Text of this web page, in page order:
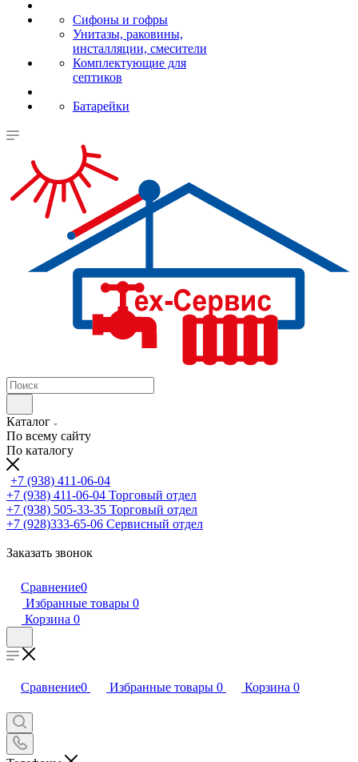
Сифоны и гофры
Унитазы, раковины,
инсталляции, смесители
Комплектующие для
септиков
Батарейки
Каталог
По всему сайту
По каталогу
+7 (938) 411-06-04
+7 (938) 411-06-04 Торговый отдел
+7 (938) 505-33-35 Торговый отдел
+7 (928)333-65-06 Сервисный отдел
Заказать звонок
Сравнение0
Избранные товары 0
Корзина 0
Сравнение0 Избранные товары 0 Корзина 0